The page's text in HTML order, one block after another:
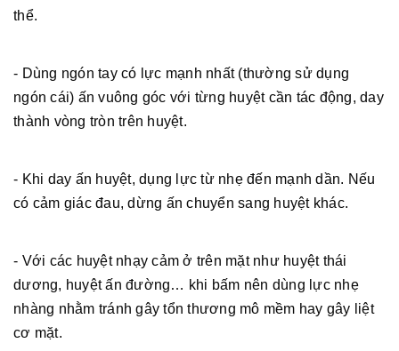
thể.
- Dùng ngón tay có lực mạnh nhất (thường sử dụng
ngón cái) ấn vuông góc với từng huyệt cần tác động, day
thành vòng tròn trên huyệt.
- Khi day ấn huyệt, dụng lực từ nhẹ đến mạnh dần. Nếu
có cảm giác đau, dừng ấn chuyển sang huyệt khác.
- Với các huyệt nhạy cảm ở trên mặt như huyệt thái
dương, huyệt ấn đường… khi bấm nên dùng lực nhẹ
nhàng nhằm tránh gây tổn thương mô mềm hay gây liệt
cơ mặt.